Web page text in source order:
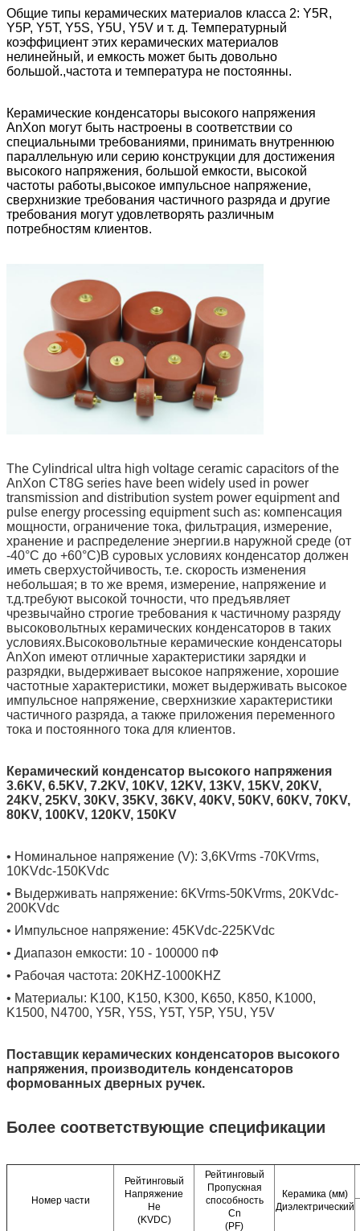
Общие типы керамических материалов класса 2: Y5R,
Y5P, Y5T, Y5S, Y5U, Y5V и т. д. Температурный
коэффициент этих керамических материалов
нелинейный, и емкость может быть довольно
большой.,частота и температура не постоянны.
Керамические конденсаторы высокого напряжения
AnXon могут быть настроены в соответствии со
специальными требованиями, принимать внутреннюю
параллельную или серию конструкции для достижения
высокого напряжения, большой емкости, высокой
частоты работы,высокое импульсное напряжение,
сверхнизкие требования частичного разряда и другие
требования могут удовлетворять различным
потребностям клиентов.
The Cylindrical ultra high voltage ceramic capacitors of the
AnXon CT8G series have been widely used in power
transmission and distribution system power equipment and
pulse energy processing equipment such as: компенсация
мощности, ограничение тока, фильтрация, измерение,
хранение и распределение энергии.в наружной среде (от
-40°C до +60°C)В суровых условиях конденсатор должен
иметь сверхустойчивость, т.е. скорость изменения
небольшая; в то же время, измерение, напряжение и
т.д.требуют высокой точности, что предъявляет
чрезвычайно строгие требования к частичному разряду
высоковольтных керамических конденсаторов в таких
условиях.Высоковольтные керамические конденсаторы
AnXon имеют отличные характеристики зарядки и
разрядки, выдерживает высокое напряжение, хорошие
частотные характеристики, может выдерживать высокое
импульсное напряжение, сверхнизкие характеристики
частичного разряда, а также приложения переменного
тока и постоянного тока для клиентов.
Керамический конденсатор высокого напряжения
3.6KV, 6.5KV, 7.2KV, 10KV, 12KV, 13KV, 15KV, 20KV,
24KV, 25KV, 30KV, 35KV, 36KV, 40KV, 50KV, 60KV, 70KV,
80KV, 100KV, 120KV, 150KV
• Номинальное напряжение (V): 3,6KVrms -70KVrms,
10KVdc-150KVdc
• Выдерживать напряжение: 6KVrms-50KVrms, 20KVdc-
200KVdc
• Импульсное напряжение: 45KVdc-225KVdc
• Диапазон емкости: 10 - 100000 пФ
• Рабочая частота: 20KHZ-1000KHZ
• Материалы: K100, K150, K300, K650, K850, K1000,
K1500, N4700, Y5R, Y5S, Y5T, Y5P, Y5U, Y5V
Поставщик керамических конденсаторов высокого
напряжения, производитель конденсаторов
формованных дверных ручек.
Более соответствующие спецификации
Номер части
Рейтинговый
Напряжение
Не
(KVDC)
Рейтинговый
Пропускная
способность
Cn
(PF)
Керамика (мм)
Диэлектрический